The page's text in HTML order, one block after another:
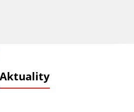
Aktuality